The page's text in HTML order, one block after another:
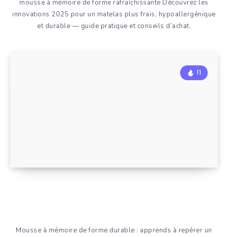
mousse à mémoire de forme rafraîchissante Découvrez les
innovations 2025 pour un matelas plus frais, hypoallergénique
et durable — guide pratique et conseils d’achat.
11
Mousse à mémoire de forme durable : apprends à repérer un